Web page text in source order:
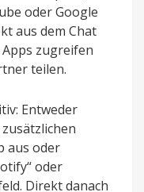
oder Google
aus dem Chat
zugreifen
teilen.
Entweder
aus oder
oder
Direkt danach